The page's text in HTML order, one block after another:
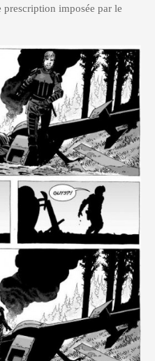
prescription imposée par le